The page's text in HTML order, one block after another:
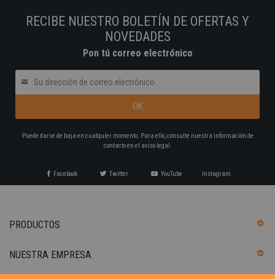
RECIBE NUESTRO BOLETÍN DE OFERTAS Y
NOVEDADES
Pon tú correo electrónico
Puede darse de baja en cualquier momento. Para ello, consulte nuestra información de
contacto en el aviso legal.
Facebook Twitter YouTube Instagram
PRODUCTOS
NUESTRA EMPRESA